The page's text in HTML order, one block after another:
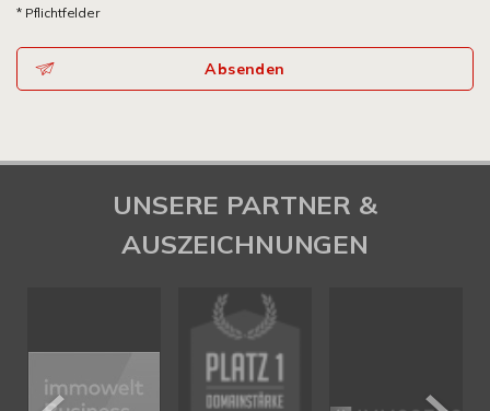
* Pflichtfelder
Absenden
UNSERE PARTNER &
AUSZEICHNUNGEN